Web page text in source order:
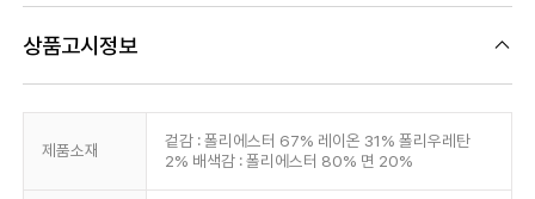
상품고시정보
제품소재
겉감 : 폴리에스터 67% 레이온 31% 폴리우레탄
2% 배색감 : 폴리에스터 80% 면 20%